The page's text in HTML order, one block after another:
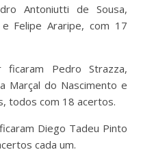
Antoniutti de Sousa,
Felipe Araripe, com 17
ficaram Pedro Strazza,
Marçal do Nascimento e
todos com 18 acertos.
Diego Tadeu Pinto
cada um.